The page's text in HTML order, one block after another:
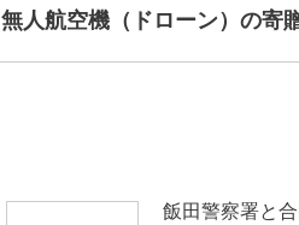
無人航空機（ドローン）の寄
飯田警察署と